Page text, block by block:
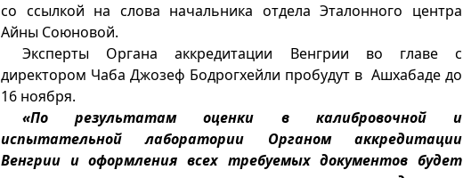
со ссылкой на слова начальника отдела Эталонного центра
Айны Союновой.
Эксперты Органа аккредитации Венгрии во главе с
директором Чаба Джозеф Бодрогхейли пробудут в Ашхабадедо
16 ноября.
«По результатам оценки в калибровочной и
испытательной лаборатории Органом аккредитации
Венгрии и оформления всех требуемых документов будет